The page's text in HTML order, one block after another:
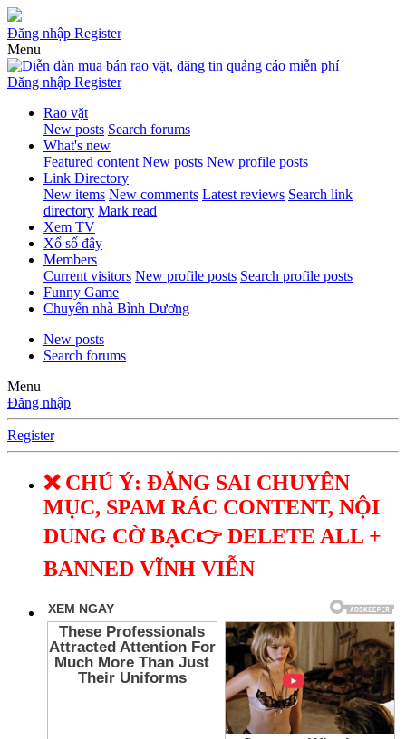
Đăng nhập Register
Menu
Đăng nhập Register
Rao vặt
New posts Search forums
What's new
Featured content New posts New profile posts
Link Directory
New items New comments Latest reviews Search link
directory Mark read
Xem TV
Xổ số đây
Members
Current visitors New profile posts Search profile posts
Funny Game
Chuyển nhà Bình Dương
New posts
Search forums
Menu
Đăng nhập
Register
❌ CHÚ Ý: ĐĂNG SAI CHUYÊN
MỤC, SPAM RÁC CONTENT, NỘI
DUNG CỜ BẠC👉 DELETE ALL +
BANNED VĨNH VIỄN